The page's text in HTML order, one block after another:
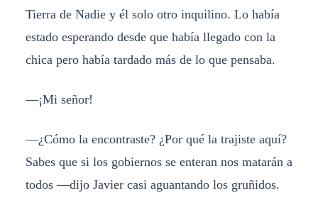
Tierra de Nadie y él solo otro inquilino. Lo había
estado esperando desde que había llegado con la
chica pero había tardado más de lo que pensaba.
—¡Mi señor!
—¿Cómo la encontraste? ¿Por qué la trajiste aquí?
Sabes que si los gobiernos se enteran nos matarán a
todos —dijo Javier casi aguantando los gruñidos.